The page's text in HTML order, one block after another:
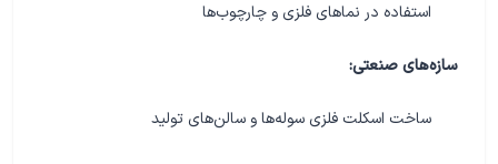
استفاده در نماهای فلزی و چارچوب‌ها
سازه‌های صنعتی:
ساخت اسکلت فلزی سوله‌ها و سالن‌های تولید